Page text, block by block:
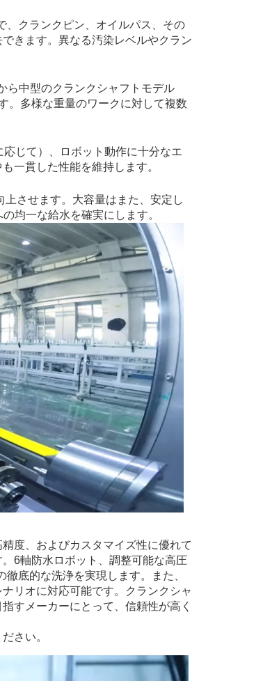
、クランクピン、オイルパス、その
きます。異なる汚染レベルやクラン
ら中型のクランクシャフトモデル
。多様な重量のワークに対して複数
じて）、ロボット動作に十分なエ
一貫した性能を維持します。
させます。大容量はまた、安定し
均一な給水を確実にします。
度、およびカスタマイズ性に優れて
6軸防水ロボット、調整可能な高圧
底的な洗浄を実現します。また、
リオに対応可能です。クランクシャ
すメーカーにとって、信頼性が高く
さい。